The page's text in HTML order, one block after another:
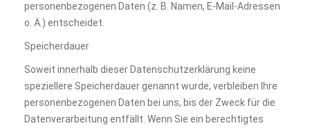
personenbezogenen Daten (z. B. Namen, E-Mail-Adressen
o. Ä.) entscheidet.
Speicherdauer
Soweit innerhalb dieser Datenschutzerklärung keine
speziellere Speicherdauer genannt wurde, verbleiben Ihre
personenbezogenen Daten bei uns, bis der Zweck für die
Datenverarbeitung entfällt. Wenn Sie ein berechtigtes